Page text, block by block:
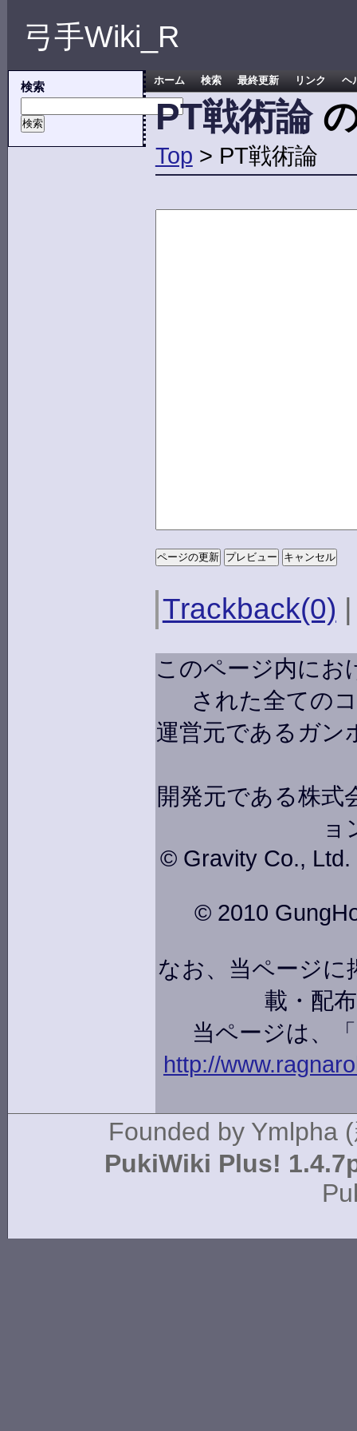
弓手Wiki_R
検索 ホーム 検索 最終更新 リンク ヘ
PT戦術論
Top > PT戦術論
Trackback(0)
このページ内にお
された全ての
運営元であるガン
開発元である株式
ョ
© Gravity Co., Ltd.
© 2010
なお、当ページに
載・配
当ページは、
http://
Founded by Ymlpha
PukiWiki Plus!